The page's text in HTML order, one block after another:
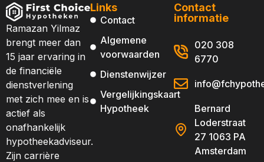
Ramazan Yilmaz
brengt meer dan
15 jaar ervaring in
de financiële
dienstverlening
met zich mee en is
actief als
onafhankelijk
hypotheekadviseur.
Zijn carrière
Links
Contact
Algemene
voorwaarden
Dienstenwijzer
Vergelijkingskaart
Hypotheek
Contact
informatie
020 308
6770
Bernard
Loderstraat
27 1063 PA
Amsterdam